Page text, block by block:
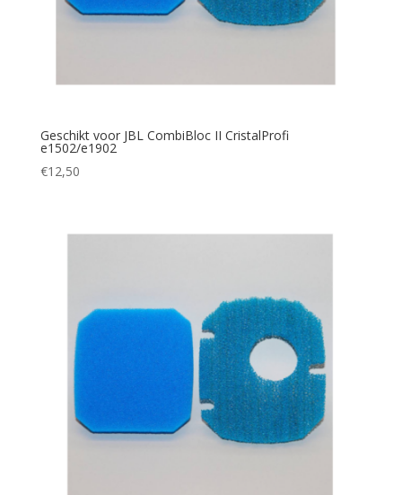
Geschikt voor JBL CombiBloc II CristalProfi
e1502/e1902
€12,50